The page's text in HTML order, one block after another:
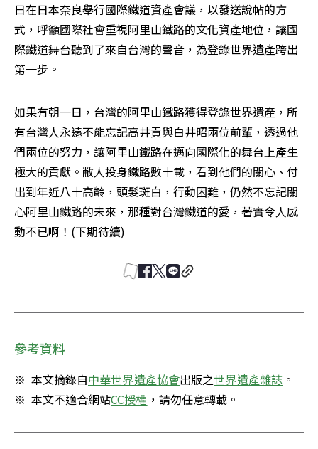
日在日本奈良舉行國際鐵道資產會議，以發送說帖的方
式，呼籲國際社會重視阿里山鐵路的文化資產地位，讓國
際鐵道舞台聽到了來自台灣的聲音，為登錄世界遺產跨出
第一步。
如果有朝一日，台灣的阿里山鐵路獲得登錄世界遺產，所
有台灣人永遠不能忘記高井貢與白井昭兩位前輩，透過他
們兩位的努力，讓阿里山鐵路在邁向國際化的舞台上產生
極大的貢獻。敝人投身鐵路數十載，看到他們的關心、付
出到年近八十高齡，頭髮斑白，行動困難，仍然不忘記關
心阿里山鐵路的未來，那種對台灣鐵道的愛，著實令人感
動不已啊！(下期待續)
參考資料
※  本文摘錄自中華世界遺產協會出版之世界遺產雜誌 。
※  本文不適合網站CC授權 ，請勿任意轉載。